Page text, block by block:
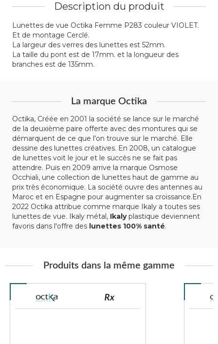
Description du produit
Lunettes de vue Octika Femme P283 couleur VIOLET.
Et de montage Cerclé.
La largeur des verres des lunettes est 52mm.
La taille du pont est de 17mm. et la longueur des
branches est de 135mm.
La marque Octika
Octika, Créée en 2001 la société se lance sur le marché
de la deuxième paire offerte avec des montures qui se
démarquent de ce que l'on trouve sur le marché. Elle
dessine des lunettes créatives. En 2008, un catalogue
de lunettes voit le jour et le succès ne se fait pas
attendre. Puis en 2009 arrive la marque Osmose
Occhiali, une collection de lunettes haut de gamme au
prix très économique. La société ouvre des antennes au
Maroc et en Espagne pour augmenter sa croissance.En
2022 Octika attribue comme marque Ikaly a toutes ses
lunettes de vue. Ikaly métal, Ikalyplastique deviennent
favoris dans l'offre des lunettes 100% santé.
Produits dans la même gamme